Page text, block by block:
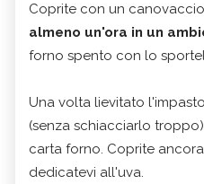
Coprite con un
almeno un'ora in un
forno spento con lo
Una volta lievitato
(senza schiacciarlo
carta forno. Coprite
dedicatevi all'uva.